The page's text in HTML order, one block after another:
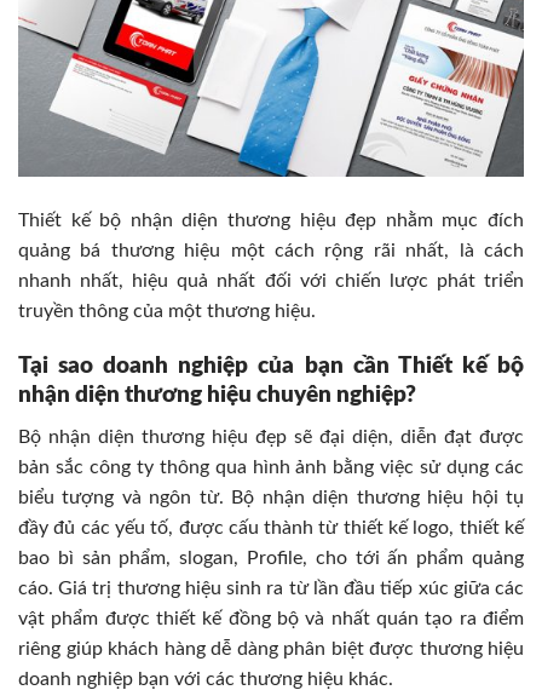
Thiết kế bộ nhận diện thương hiệu đẹp nhằm mục đích
quảng bá thương hiệu một cách rộng rãi nhất, là cách
nhanh nhất, hiệu quả nhất đối với chiến lược phát triển
truyền thông của một thương hiệu.
Tại sao doanh nghiệp của bạn cần Thiết kế bộ
nhận diện thương hiệu chuyên nghiệp?
Bộ nhận diện thương hiệu đẹp sẽ đại diện, diễn đạt được
bản sắc công ty thông qua hình ảnh bằng việc sử dụng các
biểu tượng và ngôn từ. Bộ nhận diện thương hiệu hội tụ
đầy đủ các yếu tố, được cấu thành từ thiết kế logo, thiết kế
bao bì sản phẩm, slogan, Profile, cho tới ấn phẩm quảng
cáo. Giá trị thương hiệu sinh ra từ lần đầu tiếp xúc giữa các
vật phẩm được thiết kế đồng bộ và nhất quán tạo ra điểm
riêng giúp khách hàng dễ dàng phân biệt được thương hiệu
doanh nghiệp bạn với các thương hiệu khác.